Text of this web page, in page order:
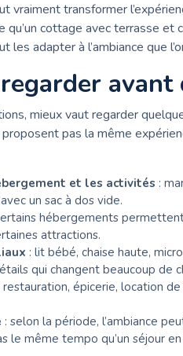
vraiment transformer
qu’un cottage avec terrasse et
les adapter à l’ambiance que
avant
mieux vaut regarder
pas la même
et les activités :
un sac à dos vide.
hébergements
attractions.
: lit bébé, chaise haute,
qui changent beaucoup de
restauration, épicerie, location
: selon la période, l’ambiance
le même tempo qu’un séjour